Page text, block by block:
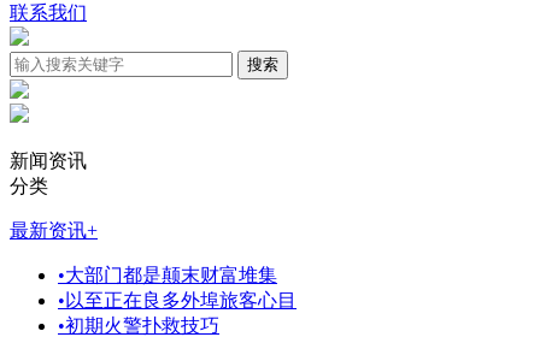
联系我们
新闻资讯
分类
最新资讯+
•大部门都是颠末财富堆集
• 以至正在良多外埠旅客心目
•初期火警扑救技巧